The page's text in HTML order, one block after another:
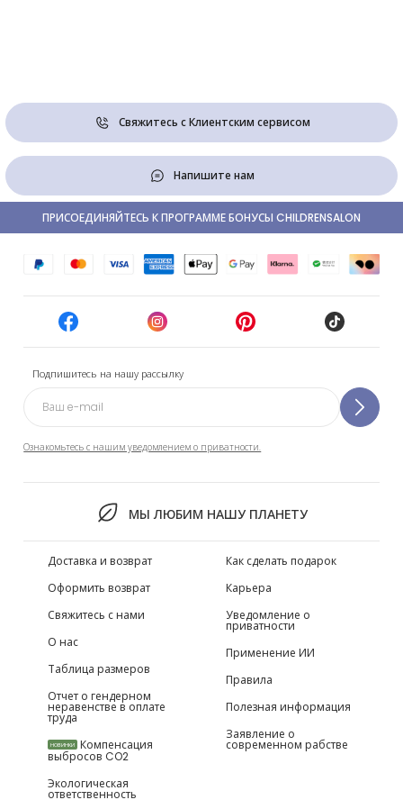
Свяжитесь с Клиентским сервисом
Напишите нам
Подпишитесь на нашу рассылку
Ознакомьтесь с нашим уведомлением о приватности.
МЫ ЛЮБИМ НАШУ ПЛАНЕТУ
ПРИСОЕДИНЯЙТЕСЬ К ПРОГРАММЕ БОНУСЫ CHILDRENSALON
Доставка и возврат
Оформить возврат
Свяжитесь с нами
О нас
Таблица размеров
Отчет о гендерном
неравенстве в оплате
труда
НОВИНКИ Компенсация
выбросов CO2
Экологическая
ответственность
Как сделать подарок
Карьера
Уведомление о
приватности
Применение ИИ
Правила
Полезная информация
Заявление о
современном рабстве